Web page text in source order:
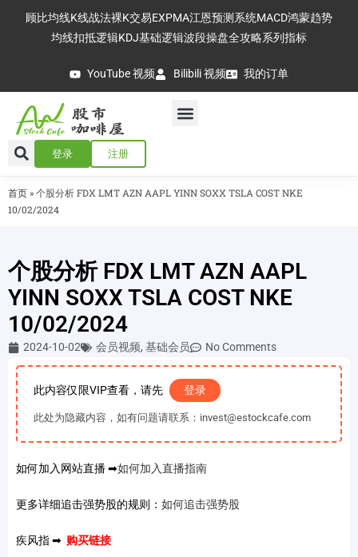
顾比均线K线战法裸K交易EXPMA江恩预测系统MACD鸿蒙趋势
均线扣抵逻辑KDJ基础逻辑波段操盘全攻略系列指标
YouTube 视频 Bilibili 视频 我的订单
登录 注册
首页 » 个股分析 FDX LMT AZN AAPL YINN SOXX TSLA COST NKE
10/02/2024
个股分析 FDX LMT AZN AAPL
YINN SOXX TSLA COST NKE
10/02/2024
2024-10-02 会员视频, 基础会员 No Comments
此内容仅限VIP查看，请先 登录
此处为隐藏内容，如有问题请联系：invest@estockcafe.com
如何加入网站直播 ➡如何加入直播指南
更多详细追击强势股的规则： 如何追击强势股
疾风指 ➡ 购买链接